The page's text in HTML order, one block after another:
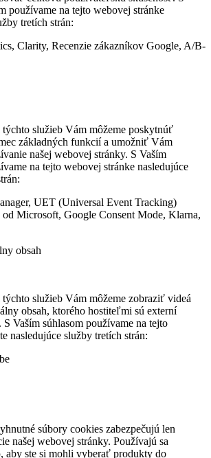
používame na tejto webovej stránke
tretích strán:
Clarity, Recenzie zákazníkov Google, A/B-
služieb Vám môžeme poskytnúť
základných funkcií a umožniť Vám
našej webovej stránky. S Vaším
na tejto webovej stránke nasledujúce
UET (Universal Event Tracking)
od Microsoft, Google Consent Mode, Klarna,
obsah
služieb Vám môžeme zobraziť videá
obsah, ktorého hostiteľmi sú externí
Vaším súhlasom používame na tejto
nasledujúce služby tretích strán:
súbory cookies zabezpečujú len
našej webovej stránky. Používajú sa
aby ste si mohli vyberať produkty do